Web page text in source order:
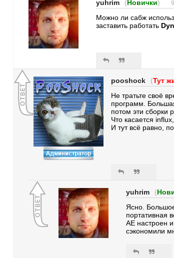
yuhrim (Новички)
Можно ли сабж
заставить работать
pooshock (Тут
Не тратьте своё
программ.
потом эти сборки
Что касается
И тут всё равно,
yuhrim (
Ясно.
портативная
AE настроен
сэкономили